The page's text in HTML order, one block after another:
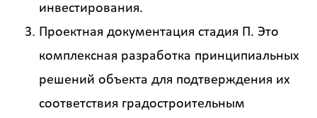
инвестирования.
Проектная документация стадия П. Это
комплексная разработка принципиальных
решений объекта для подтверждения их
соответствия градостроительным
здания
?